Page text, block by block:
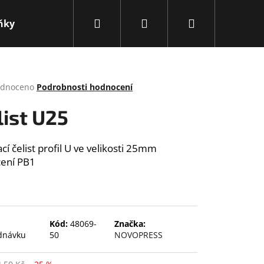
Obchodní podmínky Kontakty
Přihlášení
Podrobnosti hodnocení
U25
čelist profil U ve velikosti 25mm
PB1
Kód: 48069-
50
Značka:
NOVOPRESSNásledující